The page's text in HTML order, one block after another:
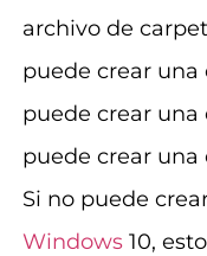
archivo de
puede crear una
puede crear una
puede crear
Si no puede
Windows10,